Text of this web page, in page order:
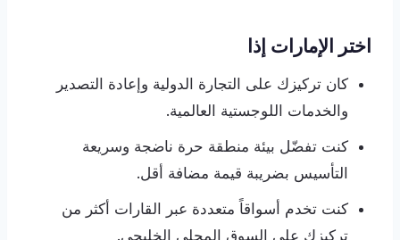
اختر الإمارات إذا
كان تركيزك على التجارة الدولية وإعادة التصدير
والخدمات اللوجستية العالمية.
كنت تفضّل بيئة منطقة حرة ناضجة وسريعة
التأسيس بضريبة قيمة مضافة أقل.
كنت تخدم أسواقاً متعددة عبر القارات أكثر من
تركيزك على السوق المحلي الخليجي.